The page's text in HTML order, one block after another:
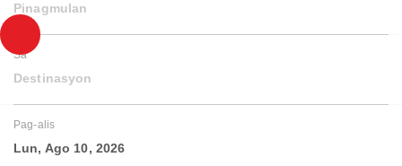
Pinagmulan
Sa
Destinasyon
Pag-alis
Lun, Ago 10, 2026